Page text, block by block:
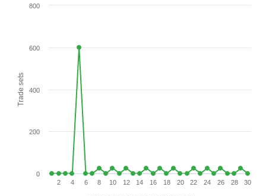
Trade sets
2 4 6 8 10 12 14 16 18 20 22 24 26 28 30
0
200
400
600
800